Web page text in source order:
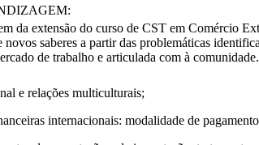
da extensão do curso de CST em Comércio
novos saberes a partir das problemáticas
de trabalho e articulada com à comunidade.
e relações multiculturais;
internacionais: modalidade de